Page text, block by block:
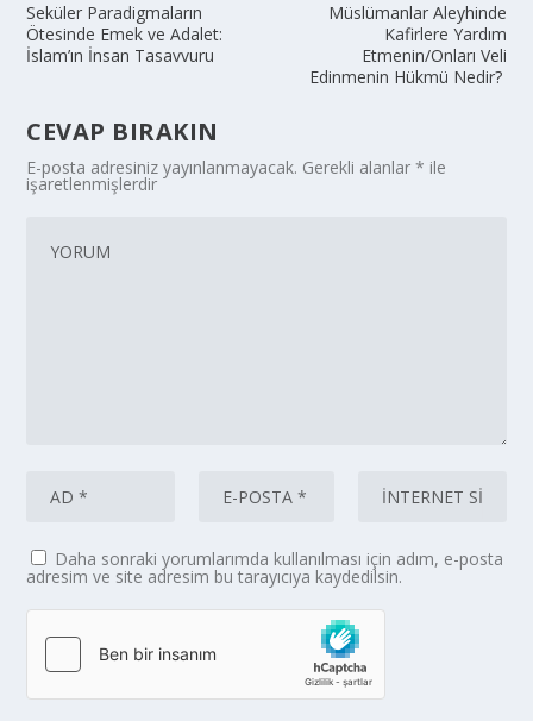
Seküler Paradigmaların
Ötesinde Emek ve Adalet:
İslam’ın İnsan Tasavvuru
Müslümanlar Aleyhinde
Kafirlere Yardım
Etmenin/Onları Veli
Edinmenin Hükmü Nedir?
CEVAP BIRAKIN
E-posta adresiniz yayınlanmayacak. Gerekli alanlar* ile
işaretlenmişlerdir
Daha sonraki yorumlarımda kullanılması için adım, e-posta
adresim ve site adresim bu tarayıcıya kaydedilsin.